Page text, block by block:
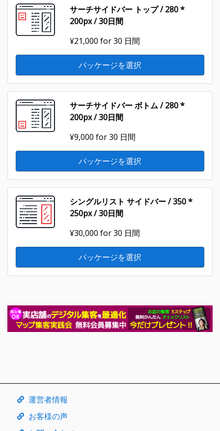
サーチサイドバー トップ / 280 *
200px / 30日間
¥21,000 for 30 日間
パッケージを選択
サーチサイドバー ボトム / 280 *
200px / 30日間
¥9,000 for 30 日間
パッケージを選択
シングルリスト サイドバー / 350 *
250px / 30日間
¥30,000 for 30 日間
パッケージを選択
運営者情報
お客様の声